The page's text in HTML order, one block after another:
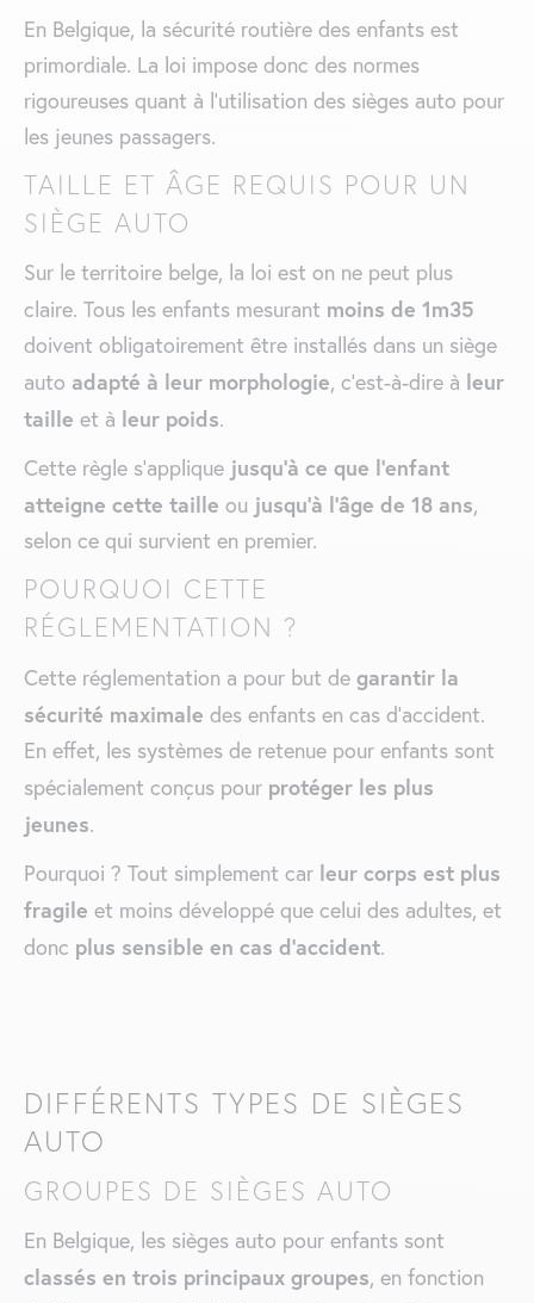
En Belgique, la sécurité routière des enfants est
primordiale. La loi impose donc des normes
rigoureuses quant à l’utilisation des sièges auto pour
les jeunes passagers.
TAILLE ET ÂGE REQUIS POUR UN
SIÈGE AUTO
Sur le territoire belge, la loi est on ne peut plus
claire. Tous les enfants mesurant moins de 1m35
doivent obligatoirement être installés dans un siège
auto adapté à leur morphologie, c’est-à-dire à leur
taille et à leur poids.
Cette règle s’applique jusqu’à ce que l’enfant
atteigne cette taille ou jusqu’à l’âge de 18 ans,
selon ce qui survient en premier.
POURQUOI CETTE
RÉGLEMENTATION ?
Cette réglementation a pour but de garantir la
sécurité maximale des enfants en cas d’accident.
En effet, les systèmes de retenue pour enfants sont
spécialement conçus pour protéger les plus
jeunes.
Pourquoi ? Tout simplement car leur corps est plus
fragile et moins développé que celui des adultes​, et
donc plus sensible en cas d’accident.
DIFFÉRENTS TYPES DE SIÈGES
AUTO
GROUPES DE SIÈGES AUTO
En Belgique, les sièges auto pour enfants sont
classés en trois principaux groupes, en fonction